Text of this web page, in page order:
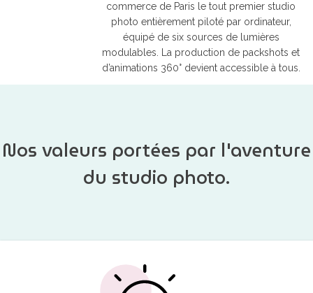
commerce de Paris le tout premier studio
photo entièrement piloté par ordinateur,
équipé de six sources de lumières
modulables. La production de packshots et
d’animations 360° devient accessible à tous.
Nos valeurs portées par l'aventure
du studio photo.